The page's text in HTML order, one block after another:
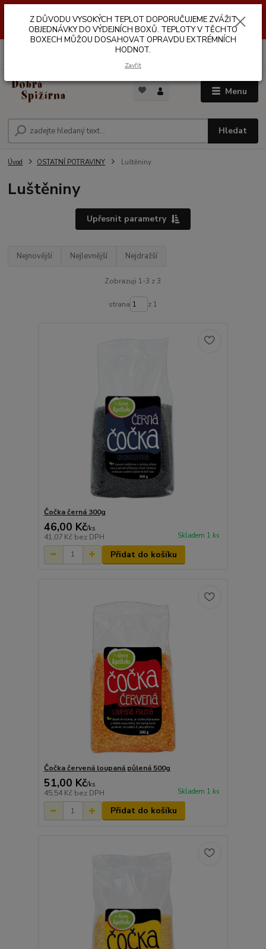
VÝDEJNÍCH BOXŮ. TEPLOTA V TĚCHTO BOXECH MŮŽE DOSAHOVAT
OPRAVDU EXTRÉMNÍCH HODNOT.
Menu
Hledat
Úvod OSTATNÍ POTRAVINY Luštěniny
Luštěniny
Upřesnit parametry
Nejnovější Nejlevnější Nejdražší
Zobrazuji 1-3 z 3
strana z 1
Čočka černá 300g
46,00 Kč/ks
41,07 Kč bez DPH Skladem 1 ks
Přidat do košíku
Čočka červená loupaná půlená 500g
51,00 Kč/ks
45,54 Kč bez DPH Skladem 1 ks
Přidat do košíku
Z DŮVODU VYSOKÝCH TEPLOT DOPORUČUJEME ZVÁŽIT
OBJEDNÁVKY DO VÝDEJNÍCH BOXŮ. TEPLOTY V TĚCHTO
BOXECH MŮŽOU DOSAHOVAT OPRAVDU EXTRÉMNÍCH
HODNOT.
Zavřít